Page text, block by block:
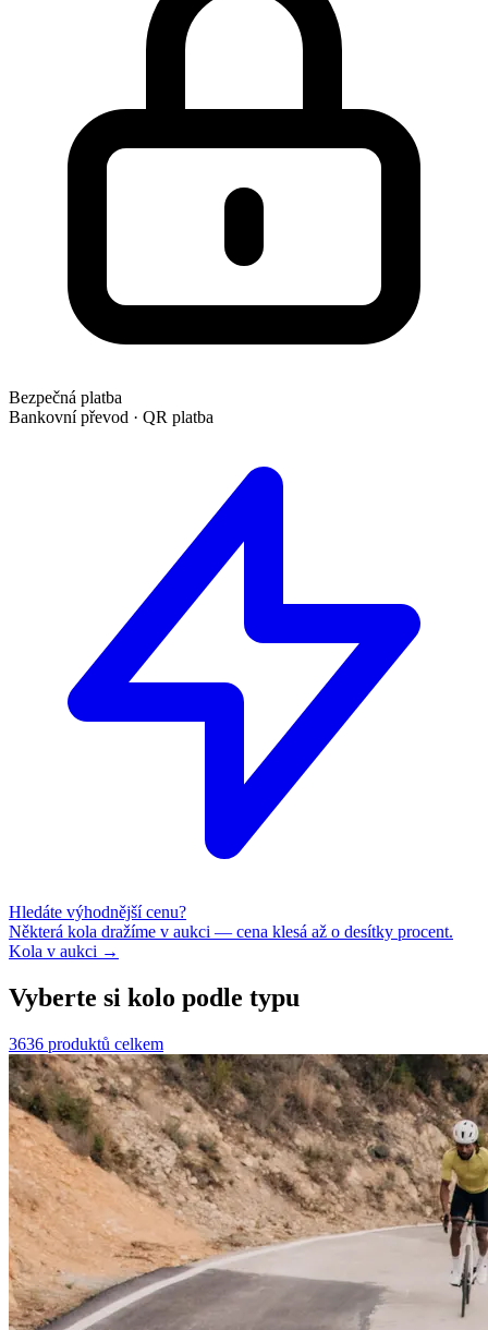
Bezpečná platba
Bankovní převod · QR platba
Hledáte výhodnější cenu?
Některá kola dražíme v aukci — cena klesá až o desítky procent.
Kola v aukci →
Vyberte si kolo podle typu
3636 produktů celkem